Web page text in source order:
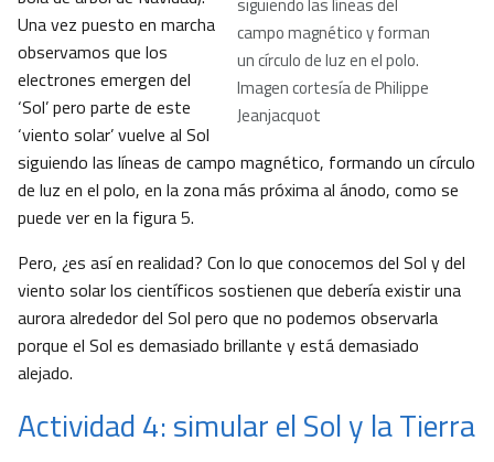
siguiendo las líneas del
campo magnético y forman
un círculo de luz en el polo.
Imagen cortesía de Philippe
Jeanjacquot
Una vez puesto en marcha
observamos que los
electrones emergen del
‘Sol’ pero parte de este
‘viento solar’ vuelve al Sol
siguiendo las líneas de campo magnético, formando un círculo
de luz en el polo, en la zona más próxima al ánodo, como se
puede ver en la figura 5.
Pero, ¿es así en realidad? Con lo que conocemos del Sol y del
viento solar los científicos sostienen que debería existir una
aurora alrededor del Sol pero que no podemos observarla
porque el Sol es demasiado brillante y está demasiado
alejado.
Actividad 4: simular el Sol y la Tierra